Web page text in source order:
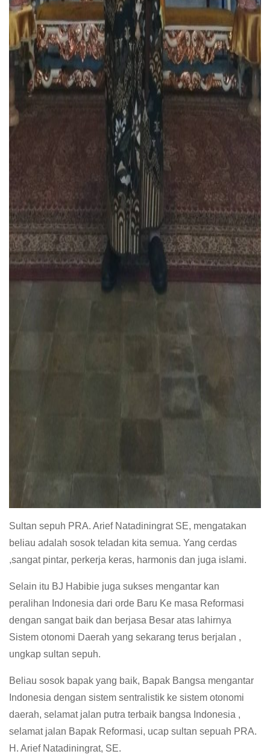
Sultan sepuh PRA. Arief Natadiningrat SE, mengatakan
beliau adalah sosok teladan kita semua. Yang cerdas
,sangat pintar, perkerja keras, harmonis dan juga islami.
Selain itu BJ Habibie juga sukses mengantar kan
peralihan Indonesia dari orde Baru Ke masa Reformasi
dengan sangat baik dan berjasa Besar atas lahirnya
Sistem otonomi Daerah yang sekarang terus berjalan ,
ungkap sultan sepuh.
Beliau sosok bapak yang baik, Bapak Bangsa mengantar
Indonesia dengan sistem sentralistik ke sistem otonomi
daerah, selamat jalan putra terbaik bangsa Indonesia ,
selamat jalan Bapak Reformasi, ucap sultan sepuah PRA.
H. Arief Natadiningrat, SE.